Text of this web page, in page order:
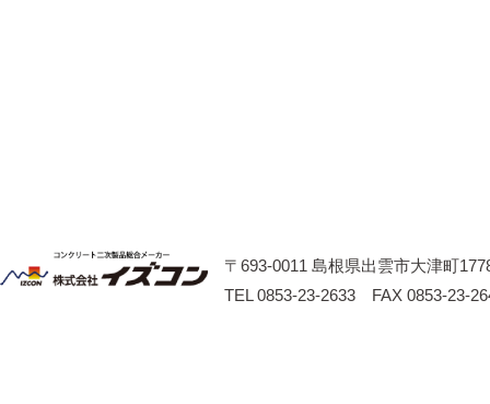
〒693-0011 島根県出雲市大津町
TEL 0853-23-2633 FAX 0853-23-